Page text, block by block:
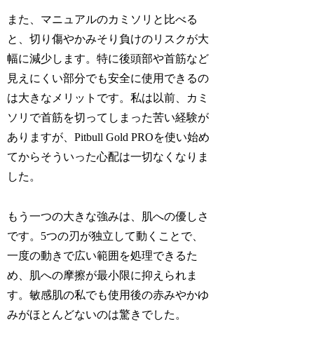
また、マニュアルのカミソリと比べる
と、切り傷やかみそり負けのリスクが大
幅に減少します。特に後頭部や首筋など
見えにくい部分でも安全に使用できるの
は大きなメリットです。私は以前、カミ
ソリで首筋を切ってしまった苦い経験が
ありますが、Pitbull Gold PROを使い始め
てからそういった心配は一切なくなりま
した。
もう一つの大きな強みは、肌への優しさ
です。5つの刃が独立して動くことで、
一度の動きで広い範囲を処理できるた
め、肌への摩擦が最小限に抑えられま
す。敏感肌の私でも使用後の赤みやかゆ
みがほとんどないのは驚きでした。